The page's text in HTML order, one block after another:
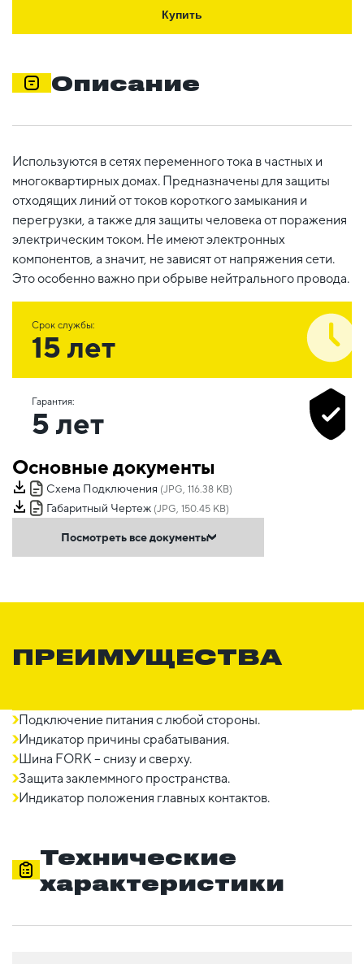
Купить
Описание
Используются в сетях переменного тока в частных и
многоквартирных домах. Предназначены для защиты
отходящих линий от токов короткого замыкания и
перегрузки, а также для защиты человека от поражения
электрическим током. Не имеют электронных
компонентов, а значит, не зависят от напряжения сети.
Это особенно важно при обрыве нейтрального провода.
Срок службы:
15 лет
Гарантия:
5 лет
Основные документы
Схема Подключения (JPG, 116.38 KB)
Габаритный Чертеж (JPG, 150.45 KB)
Посмотреть все документы
ПРЕИМУЩЕСТВА
Подключение питания с любой стороны.
Индикатор причины срабатывания.
Шина FORK – снизу и сверху.
Защита заклеммного пространства.
Индикатор положения главных контактов.
Технические
характеристики